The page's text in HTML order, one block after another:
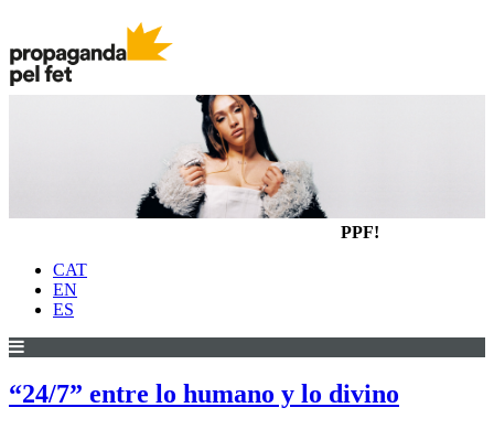
PPF!
CAT
EN
ES
“24/7” entre lo humano y lo divino